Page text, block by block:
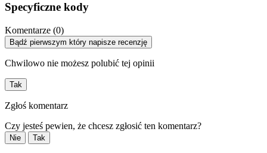
Specyficzne kody
Komentarze (0)
Bądź pierwszym który napisze recenzję
Chwilowo nie możesz polubić tej opinii
Tak
Zgłoś komentarz
Czy jesteś pewien, że chcesz zgłosić ten komentarz?
Nie Tak